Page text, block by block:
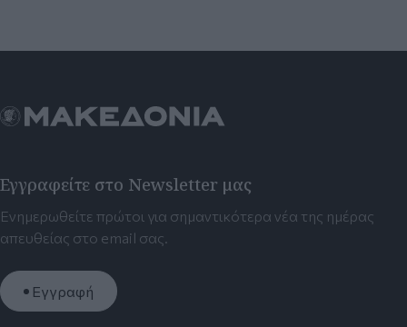
Εγγραφείτε στο Newsletter μας
Ενημερωθείτε πρώτοι για σημαντικότερα νέα της ημέρας
απευθείας στο email σας.
Εγγραφή